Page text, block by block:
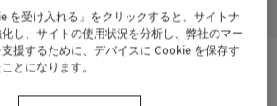
ご連絡ください
を受け入れる」をクリックすると、サイトナ
し、サイトの使用状況を分析し、弊社のマー
援するために、デバイスに Cookie を保存す
とになります。